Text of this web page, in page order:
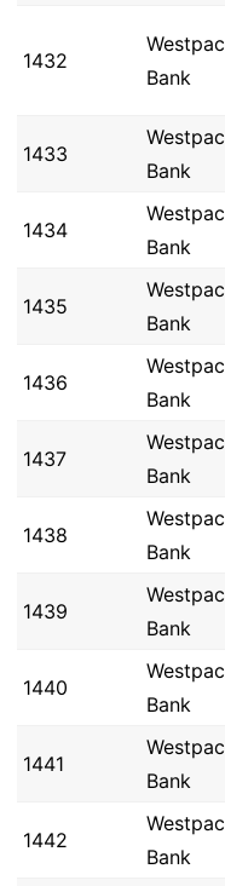
1432
Westpac
Bank
1433
Westpac
Bank
1434
Westpac
Bank
1435
Westpac
Bank
1436
Westpac
Bank
1437
Westpac
Bank
1438
Westpac
Bank
1439
Westpac
Bank
1440
Westpac
Bank
1441
Westpac
Bank
1442
Westpac
Bank